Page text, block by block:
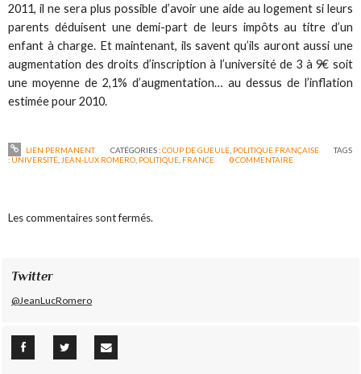
2011, il ne sera plus possible d’avoir une aide au logement si leurs
parents déduisent une demi-part de leurs impôts au titre d’un
enfant à charge. Et maintenant, ils savent qu’ils auront aussi une
augmentation des droits d’inscription à l’université de 3 à 9€ soit
une moyenne de 2,1% d’augmentation… au dessus de l’inflation
estimée pour 2010.
LIEN PERMANENT CATÉGORIES :COUP DE GUEULE, POLITIQUE FRANÇAISE
TAGS
:UNIVERSITÉ JEAN-LUX ROMERO POLITIQUE FRANCE 0COMMENTAIRE
Les commentaires sont fermés.
Twitter
@JeanLucRomero